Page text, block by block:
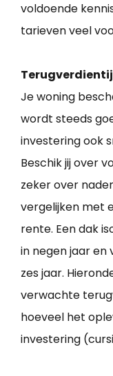
voldoende
tarieven veel
Je woning
wordt steeds
investering ook
Beschik jij over
zeker over
vergelijken met
rente. Een dak
in negen jaar en
zes jaar.
verwachte
hoeveel het
investering